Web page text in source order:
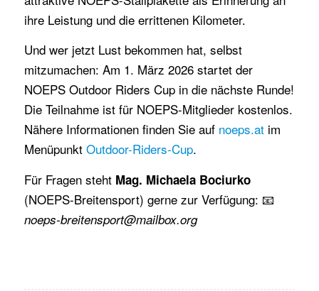
ihre Leistung und die errittenen Kilometer.
Und wer jetzt Lust bekommen hat, selbst
mitzumachen: Am 1. März 2026 startet der
NOEPS Outdoor Riders Cup in die nächste Runde!
Die Teilnahme ist für NOEPS-Mitglieder kostenlos.
Nähere Informationen finden Sie auf noeps.atim
Menüpunkt Outdoor-Riders-Cup.
Für Fragen steht Mag. Michaela Bociurko
(NOEPS-Breitensport) gerne zur Verfügung: 📧
noeps-breitensport@mailbox.org